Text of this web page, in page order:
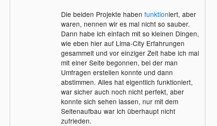
Die beiden Projekte haben funktioniert, aber
waren, nennen wir es mal nicht so sauber.
Dann habe ich einfach mit so kleinen Dingen,
wie eben hier auf Lima-City Erfahrungen
gesammelt und vor einziger Zeit habe ich mal
mit einer Seite begonnen, bei der man
Umfragen erstellen konnte und dann
abstimmen. Alles hat eigentlich funktioniert,
war sicher auch noch nicht perfekt, aber
konnte sich sehen lassen, nur mit dem
Seitenaufbau war ich überhaupt nicht
zufrieden.